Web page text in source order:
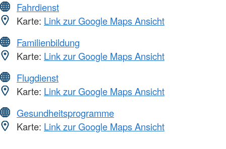
Fahrdienst
Karte: Link zur Google Maps Ansicht
Familienbildung
Karte: Link zur Google Maps Ansicht
Flugdienst
Karte: Link zur Google Maps Ansicht
Gesundheitsprogramme
Karte: Link zur Google Maps Ansicht